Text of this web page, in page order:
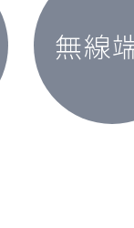
無線